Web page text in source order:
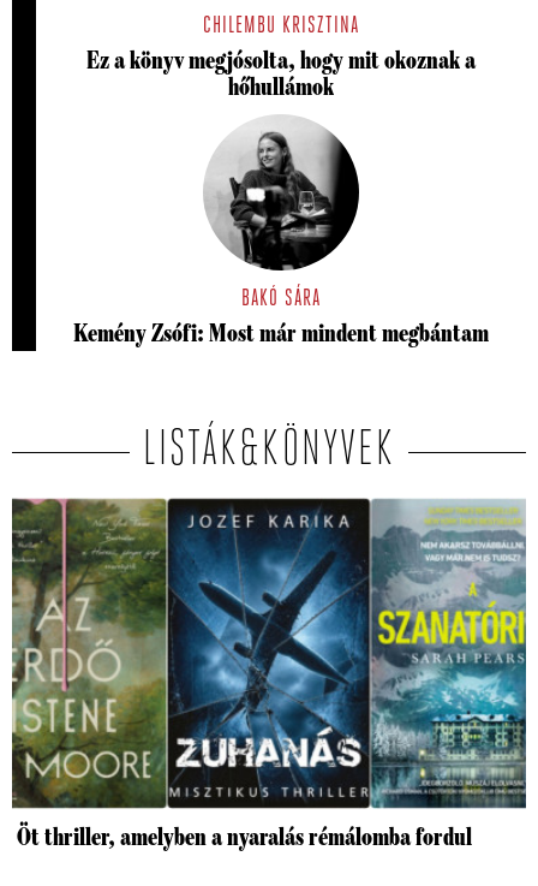
CHILEMBU KRISZTINA
Ez a könyv megjósolta, hogy mit okoznak a
hőhullámok
BAKÓ SÁRA
Kemény Zsófi: Most már mindent megbántam
LISTÁK&KÖNYVEK
Öt thriller, amelyben a nyaralás rémálomba fordul